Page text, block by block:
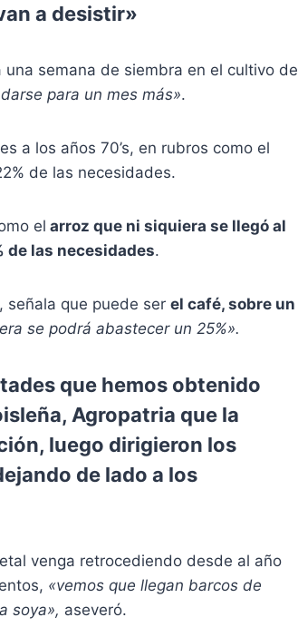
a desistir»
semana de siembra en el cultivo de
para un mes más».
a los años 70’s, en rubros como el
de las necesidades.
el arroz que ni siquiera se llegó al
de las necesidades.
señala que puede ser el café, sobre un
se podrá abastecer un 25%».
que hemos obtenido
Agropatria que la
luego dirigieron los
de lado a los
venga retrocediendo desde al año
«vemos que llegan barcos de
soya», aseveró.